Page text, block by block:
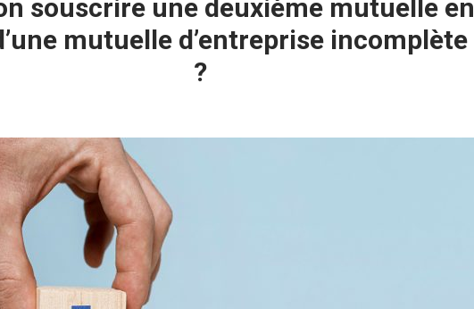
souscrire une deuxième mutuelle en
mutuelle d’entreprise incomplète
?